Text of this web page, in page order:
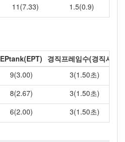
11(7.33) 1.5(0.9)
EPtank(EPT) 경직프레임수(경직시간)
9(3.00)
3(1.50초)
8(2.67)
3(1.50초)
6(2.00) 3(1.50초)